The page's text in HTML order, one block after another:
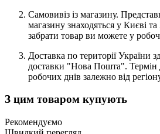
Самовивіз із магазину.
магазину знаходяться у Києві
забрати товар ви можете у
Доставка по території України
доставки "Нова Пошта". Термін
робочих днів залежно від
З цим товаром купують
Рекомендуємо